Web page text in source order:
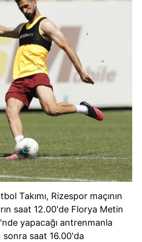
Takımı, Rizespor maçının
saat 12.00'de Florya Metin
yapacağı antrenmanla
sonra saat 16.00'da